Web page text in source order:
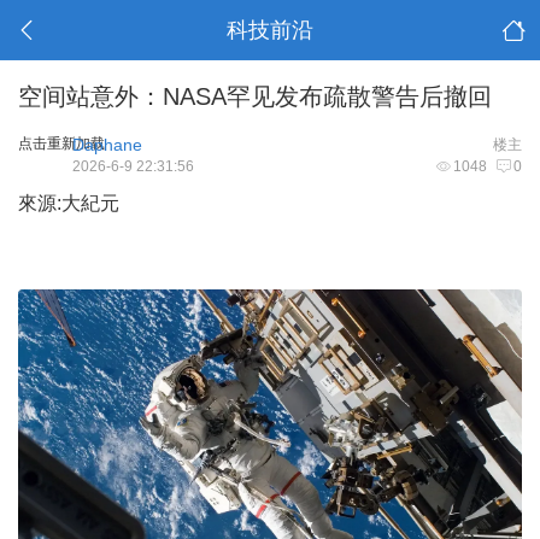
科技前沿
空间站意外：NASA罕见发布疏散警告后撤回
点击重新加载 楼主
Daphane
1048 0
2026-6-9 22:31:56
來源:大紀元